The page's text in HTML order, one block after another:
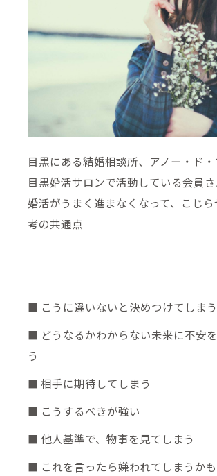
目黒にある結婚相談所、アノー・ド・
目黒婚活サロンで活動している会員さ
婚活がうまく進まなくなって、こじ
考の共通点
■ こうに違いないと決めつけてしまう
■ どうなるかわからない未来に不安
う
■ 相手に期待してしまう
■ こうするべきが強い
■ 他人基準で、物事を見てしまう
■ これを言ったら嫌われてしまうか